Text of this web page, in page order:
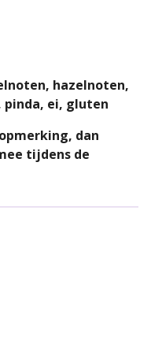
hazelnoten,
ei, gluten
dan
tijdens de